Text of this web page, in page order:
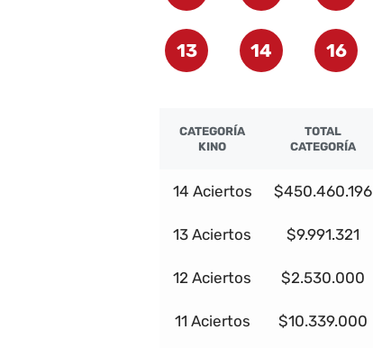
13 14 16
CATEGORÍA
KINO
TOTAL
CATEGORÍA
14 Aciertos $450.460.196
13 Aciertos $9.991.321
12 Aciertos $2.530.000
11 Aciertos $10.339.000